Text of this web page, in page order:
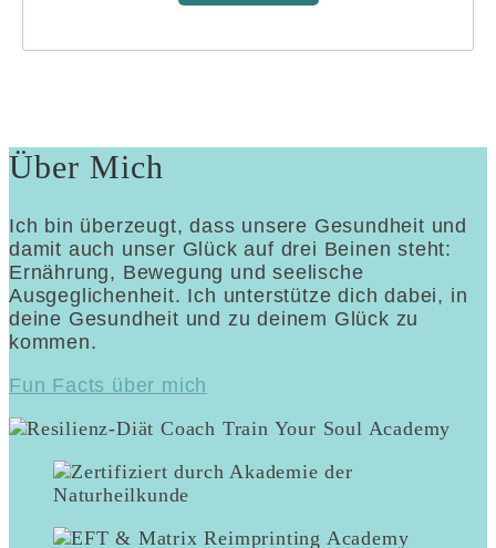
Über Mich
Ich bin überzeugt, dass unsere Gesundheit und
damit auch unser Glück auf drei Beinen steht:
Ernährung, Bewegung und seelische
Ausgeglichenheit. Ich unterstütze dich dabei, in
deine Gesundheit und zu deinem Glück zu
kommen.
Fun Facts über mich